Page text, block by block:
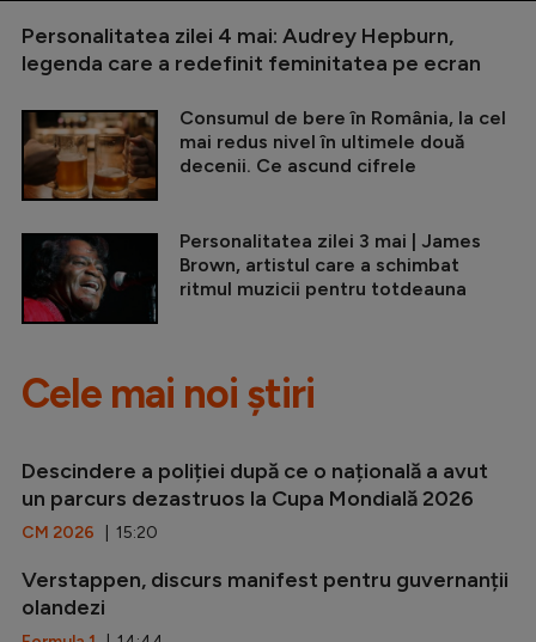
Personalitatea zilei 4 mai: Audrey Hepburn,
legenda care a redefinit feminitatea pe ecran
Consumul de bere în România, la cel
mai redus nivel în ultimele două
decenii. Ce ascund cifrele
Personalitatea zilei 3 mai | James
Brown, artistul care a schimbat
ritmul muzicii pentru totdeauna
Cele mai noi știri
Descindere a poliției după ce o națională a avut
un parcurs dezastruos la Cupa Mondială 2026
CM 2026 | 15:20
Verstappen, discurs manifest pentru guvernanții
olandezi